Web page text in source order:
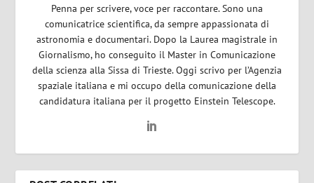
Penna per scrivere, voce per raccontare. Sono una
comunicatrice scientifica, da sempre appassionata di
astronomia e documentari. Dopo la Laurea magistrale in
Giornalismo, ho conseguito il Master in Comunicazione
della scienza alla Sissa di Trieste. Oggi scrivo per l’Agenzia
spaziale italiana e mi occupo della comunicazione della
candidatura italiana per il progetto Einstein Telescope.